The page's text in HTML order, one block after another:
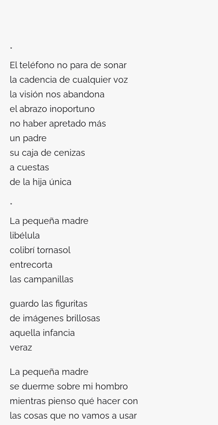
*
El teléfono no para de sonar
la cadencia de cualquier voz
la visión nos abandona
el abrazo inoportuno
no haber apretado más
un padre
su caja de cenizas
a cuestas
de la hija única
*
La pequeña madre
libélula
colibrí tornasol
entrecorta
las campanillas
guardo las figuritas
de imágenes brillosas
aquella infancia
veraz
La pequeña madre
se duerme sobre mi hombro
mientras pienso qué hacer con
las cosas que no vamos a usar